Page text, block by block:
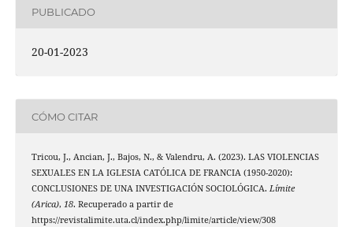
PUBLICADO
20-01-2023
CÓMO CITAR
Tricou, J., Ancian, J., Bajos, N., & Valendru, A. (2023). LAS VIOLENCIAS
SEXUALES EN LA IGLESIA CATÓLICA DE FRANCIA (1950-2020):
CONCLUSIONES DE UNA INVESTIGACIÓN SOCIOLÓGICA. Límite
(Arica), 18. Recuperado a partir de
https://revistalimite.uta.cl/index.php/limite/article/view/308